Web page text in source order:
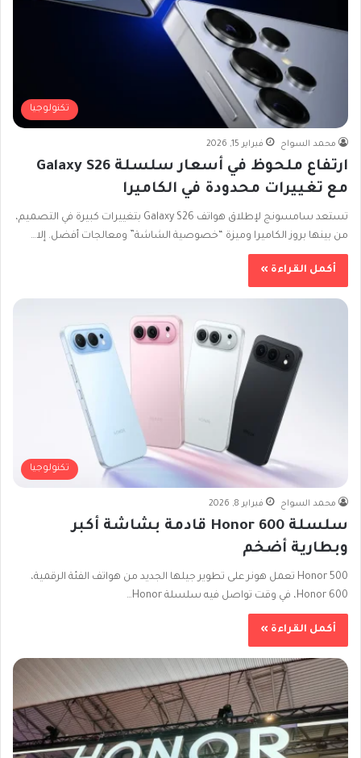
تكنولوجيا
محمد السواح فبراير 15, 2026
ارتفاع ملحوظ في أسعار سلسلة Galaxy S26
مع تغييرات محدودة في الكاميرا
تستعد سامسونج لإطلاق هواتف Galaxy S26 بتغييرات كبيرة في التصميم،
من بينها بروز الكاميرا وميزة “خصوصية الشاشة” ومعالجات أفضل. إلا…
أكمل القراءة »
تكنولوجيا
محمد السواح فبراير 8, 2026
سلسلة Honor 600 قادمة بشاشة أكبر
وبطارية أضخم
Honor 500 تعمل هونر على تطوير جيلها الجديد من هواتف الفئة الرقمية،
Honor 600، في وقت تواصل فيه سلسلة Honor…
أكمل القراءة »